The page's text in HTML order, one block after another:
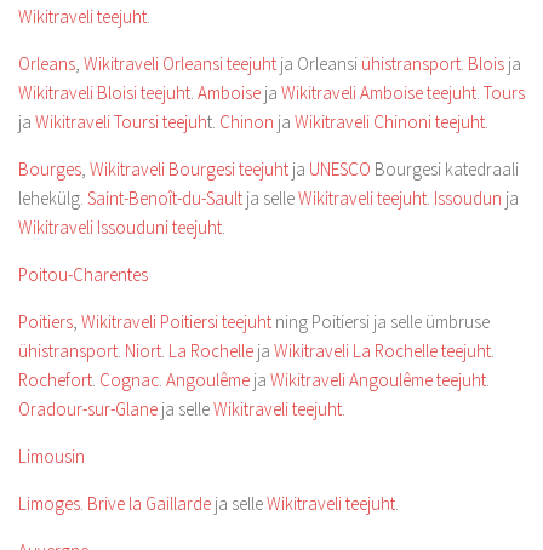
Wikitraveli teejuht.
Orleans, Wikitraveli Orleansi teejuht ja Orleansi ühistransport. Blois ja
Wikitraveli Bloisi teejuht. Amboise ja Wikitraveli Amboise teejuht. Tours
ja Wikitraveli Toursi teejuht. Chinon ja Wikitraveli Chinoni teejuht.
Bourges, Wikitraveli Bourgesi teejuht ja UNESCO Bourgesi katedraali
lehekülg. Saint-Benoît-du-Sault ja selleWikitraveli teejuht. Issoudun ja
Wikitraveli Issouduni teejuht.
Poitou-Charentes
Poitiers, Wikitraveli Poitiersi teejuht ning Poitiersi ja selle ümbruse
ühistransport. Niort. La Rochelle ja Wikitraveli La Rochelle teejuht.
Rochefort. Cognac. Angoulême ja Wikitraveli Angoulême teejuht.
Oradour-sur-Glane ja selleWikitraveli teejuht.
Limousin
Limoges. Brive la Gaillarde ja selleWikitraveli teejuht.